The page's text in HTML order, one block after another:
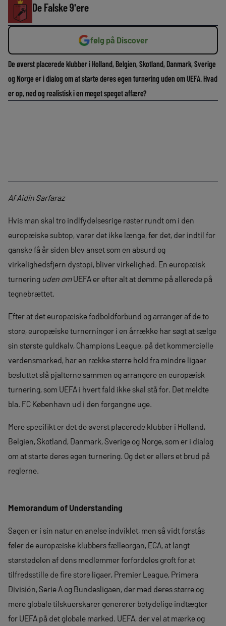
De Falske 9'ere
følg på Discover
De øverst placerede klubber i Holland, Belgien, Skotland, Danmark, Sverige
og Norge er i dialog om at starte deres egen turnering uden om UEFA. Hvad
er op, ned og realistisk i en meget speget affære?
Af Aidin Sarfaraz
Hvis man skal tro indlfydelsesrige røster rundt om i den
europæiske subtop, varer det ikke længe, før det, der indtil for
ganske få år siden blev anset som en absurd og
virkelighedsfjern dystopi, bliver virkelighed. En europæisk
turnering uden omUEFA er efter alt at dømme på allerede på
tegnebrættet.
Efter at det europæiske fodboldforbund og arrangør af de to
store, europæiske turnerninger i en årrække har søgt at sælge
sin største guldkalv, Champions League, på det kommercielle
verdensmarked, har en række større hold fra mindre ligaer
besluttet slå pjalterne sammen og arrangere en europæisk
turnering, som UEFA i hvert fald ikke skal stå for. Det meldte
bla. FC København ud i den forgangne uge.
Mere specifikt er det de øverst placerede klubber i Holland,
Belgien, Skotland, Danmark, Sverige og Norge, som er i dialog
om at starte deres egen turnering. Og det er ellers et brud på
reglerne.
Memorandum of Understanding
Sagen er i sin natur en anelse indviklet, men så vidt forstås
føler de europæiske klubbers fælleorgan, ECA, at langt
størstedelen af dens medlemmer forfordeles groft for at
tilfredsstille de fire store ligaer, Premier League, Primera
División, Serie A og Bundesligaen, der med deres større og
mere globale tilskuerskarer genererer betydelige indtægter
for UEFA på det globale marked. UEFA, der vel at mærke og